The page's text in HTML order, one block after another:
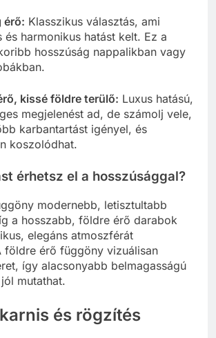
érő: Klasszikus választás, ami
és harmonikus hatást kelt. Ez a
hosszúság nappalikban vagy
kissé földre terülő: Luxus hatású,
megjelenést ad, de számolj vele,
karbantartást igényel, és
koszolódhat.
érhetsz el a hosszúsággal?
modernebb, letisztultabb
a hosszabb, földre érő darabok
elegáns atmoszférát
földre érő függöny vizuálisan
így alacsonyabb belmagasságú
mutathat.
és rögzítés